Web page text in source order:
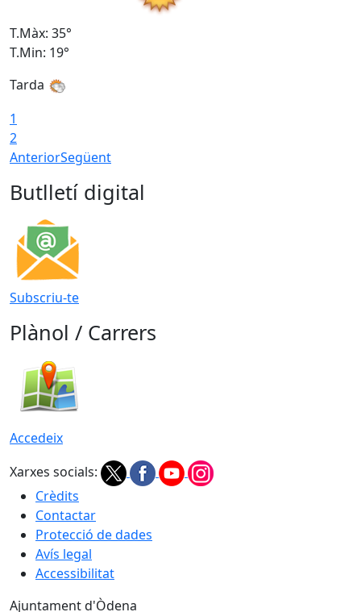
T.Màx: 35°
T.Min: 19°
Tarda
1
2
AnteriorSegüent
Butlletí digital
Subscriu-te
Plànol / Carrers
Accedeix
Xarxes socials:
Crèdits
Contactar
Protecció de dades
Avís legal
Accessibilitat
Ajuntament d'Òdena